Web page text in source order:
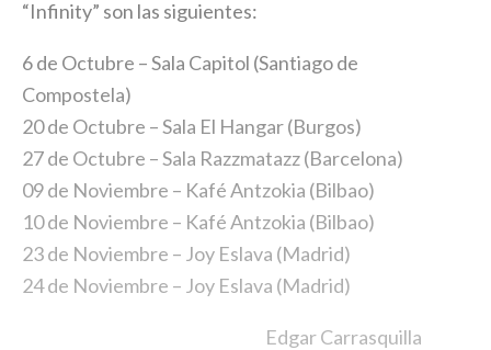
“Infinity” son las siguientes:
6 de Octubre – Sala Capitol (Santiago de
Compostela)
20 de Octubre – Sala El Hangar (Burgos)
27 de Octubre – Sala Razzmatazz (Barcelona)
09 de Noviembre – Kafé Antzokia (Bilbao)
10 de Noviembre – Kafé Antzokia (Bilbao)
23 de Noviembre – Joy Eslava (Madrid)
24 de Noviembre – Joy Eslava (Madrid)
Edgar Carrasquilla